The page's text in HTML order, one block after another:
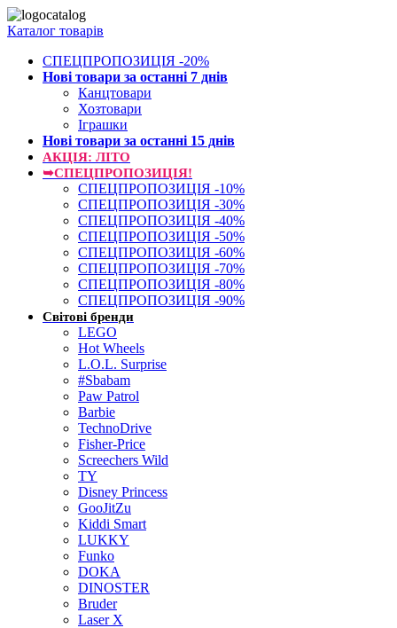
Каталог товарів
СПЕЦПРОПОЗИЦІЯ -20%
Нові товари за останнi 7 днiв
Канцтовари
Хозтовари
Іграшки
Нові товари за останнi 15 днiв
АКЦІЯ: ЛІТО
➥СПЕЦПРОПОЗИЦІЯ!
СПЕЦПРОПОЗИЦІЯ -10%
СПЕЦПРОПОЗИЦІЯ -30%
СПЕЦПРОПОЗИЦІЯ -40%
СПЕЦПРОПОЗИЦІЯ -50%
СПЕЦПРОПОЗИЦІЯ -60%
СПЕЦПРОПОЗИЦІЯ -70%
СПЕЦПРОПОЗИЦІЯ -80%
СПЕЦПРОПОЗИЦІЯ -90%
Світові бренди
LEGO
Hot Wheels
L.O.L. Surprise
#Sbabam
Paw Patrol
Barbie
TechnoDrive
Fisher-Price
Screechers Wild
TY
Disney Princess
GooJitZu
Kiddi Smart
LUKKY
Funko
DOKA
DINOSTER
Bruder
Laser X